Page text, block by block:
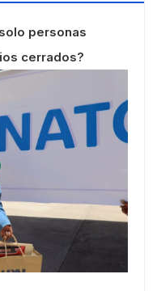
personas
cerrados?